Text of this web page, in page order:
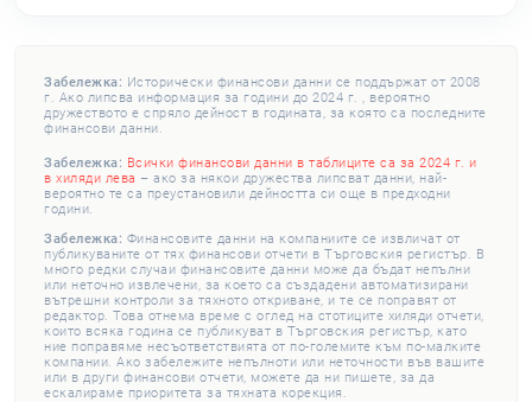
Забележка: Исторически финансови данни се поддържат от 2008
г. Ако липсва информация за години до 2024 г. , вероятно
дружеството е спряло дейност в годината, за която са последните
финансови данни.
Забележка: Всички финансови данни в таблиците са за 2024 г. и
в хиляди лева – ако за някои дружества липсват данни, най-
вероятно те са преустановили дейността си още в предходни
години.
Забележка: Финансовите данни на компаниите се извличат от
публикуваните от тях финансови отчети в Търговския регистър. В
много редки случаи финансовите данни може да бъдат непълни
или неточно извлечени, за което са създадени автоматизирани
вътрешни контроли за тяхното откриване, и те се поправят от
редактор. Това отнема време с оглед на стотиците хиляди отчети,
които всяка година се публикуват в Търговския регистър, като
ние поправяме несъответствията от по-големите към по-малките
компании. Ако забележите непълноти или неточности във вашите
или в други финансови отчети, можете да ни пишете, за да
ескалираме приоритета за тяхната корекция.